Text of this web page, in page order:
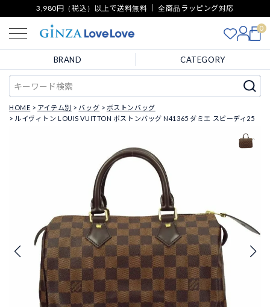
3,980円（税込）以上で送料無料 ｜ 全商品ラッピング対応
0
BRAND CATEGORY
HOME アイテム別 バッグ
ボストンバッグ
ルイヴィトン LOUIS VUITTON ボストンバッグ N41365 ダミエ スピーディ25